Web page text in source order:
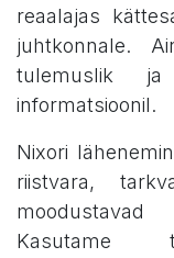
reaalajas
juhtkonnale.
tulemuslik
informatsioonil.
Nixori
riistvara,
Kasutame